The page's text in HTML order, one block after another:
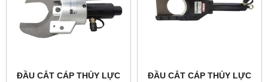
ĐẦU CẮT CÁP THỦY LỰC
ĐẦU CẮT CÁP THỦY LỰC